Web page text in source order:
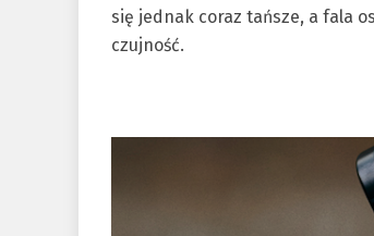
się jednak coraz tańsze, a fala
czujność.